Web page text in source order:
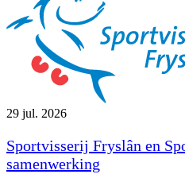
29 jul. 2026
Sportvisserij Fryslân en
samenwerking